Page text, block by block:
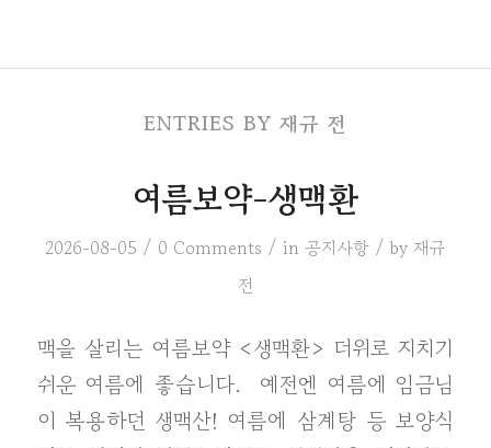
ENTRIES BY 재규 전
여름보약-생맥환
2026-08-05 / 0 Comments / in공지사항 / by 재규
전
맥을 살리는 여름보약 <생맥환> 더위로 지치기
쉬운 여름에 좋습니다. ​ 예전엔 여름에 임금님
이 복용하던 생맥산! 여름에 삼계탕 등 보양식